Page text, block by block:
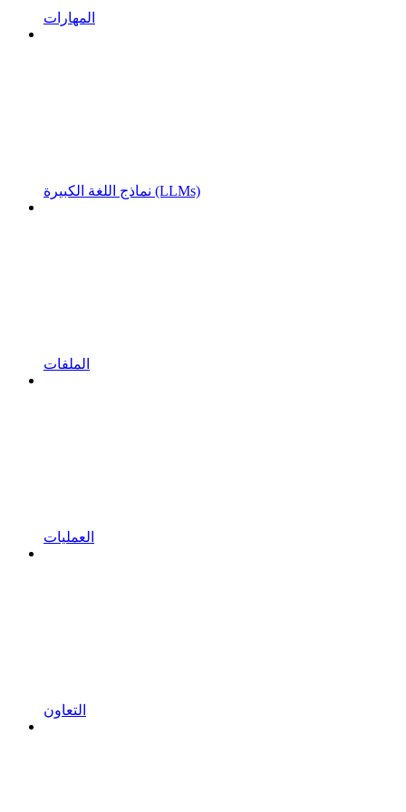
المهارات
نماذج اللغة الكبيرة (LLMs)
الملفات
العمليات
التعاون